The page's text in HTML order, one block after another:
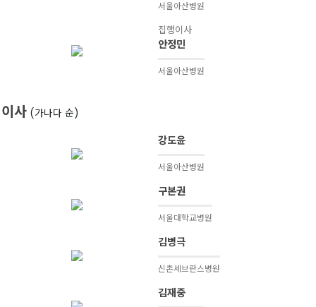
서울아산병원
집행이사
안정민
서울아산병원
이사 (가나다 순)
강도윤
서울아산병원
구본권
서울대학교병원
김병극
신촌세브란스병원
김재중